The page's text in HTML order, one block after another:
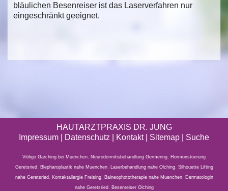
bläulichen Besenreiser ist das Laserverfahren nur
eingeschränkt geeignet.
HAUTARZTPRAXIS DR. JUNG
Impressum
Datenschutz | Kontakt | Sitemap Suche
Vitiligo Garching bei Muenchen, Neurodermitisbehandlung Germering, Hormonstoerung
Geretsried , Blepharoplastik nahe Muenchen, Laserbehandlung nahe Olching, Silhouette Lifting
nahe Geretsried , Kontaktallergie Freising, Balneophototherapie nahe Muenchen, Dermatologin
nahe Geretsried , Besenreiser Olching